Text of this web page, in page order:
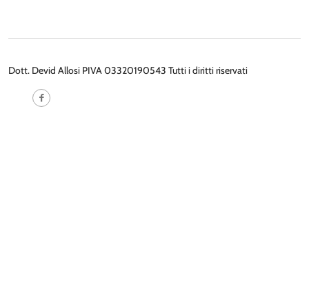
Dott. Devid Allosi PIVA 03320190543 Tutti i diritti riservati